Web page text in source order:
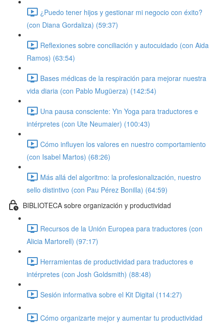
¿Puedo tener hijos y gestionar mi negocio con éxito?
(con Diana Gordaliza) (59:37)
Reflexiones sobre conciliación y autocuidado (con Aida
Ramos) (63:54)
Bases médicas de la respiración para mejorar nuestra
vida diaria (con Pablo Mugüerza) (142:54)
Una pausa consciente: Yin Yoga para traductores e
intérpretes (con Ute Neumaier) (100:43)
Cómo influyen los valores en nuestro comportamiento
(con Isabel Martos) (68:26)
Más allá del algoritmo: la profesionalización, nuestro
sello distintivo (con Pau Pérez Bonilla) (64:59)
BIBLIOTECA sobre organización y productividad
Recursos de la Unión Europea para traductores (con
Alicia Martorell) (97:17)
Herramientas de productividad para traductores e
intérpretes (con Josh Goldsmith) (88:48)
Sesión informativa sobre el Kit Digital (114:27)
Cómo organizarte mejor y aumentar tu productividad